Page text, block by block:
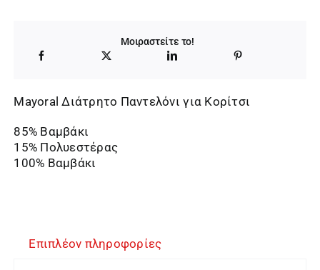
36,00 €.
είναι:
23,40 €.
Μοιραστείτε το!
Mayoral Διάτρητο Παντελόνι για Κορίτσι
85% Βαμβάκι
15% Πολυεστέρας
100% Βαμβάκι
Επιπλέον πληροφορίες